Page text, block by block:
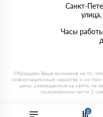
0
Санкт-
Часы